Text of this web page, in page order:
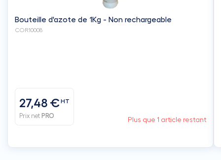
Bouteille d'azote de 1Kg - Non rechargeable
COR10008
27,48 €HT
Prix net PRO
Plus que 1 article restant